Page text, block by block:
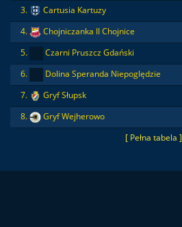
[ Pełna tabela ]
3.
Cartusia Kartuzy
4.
Chojniczanka II Chojnice
5.
Czarni Pruszcz Gdański
6.
Dolina Speranda Niepoględzie
7.
Gryf Słupsk
8.
Gryf Wejherowo